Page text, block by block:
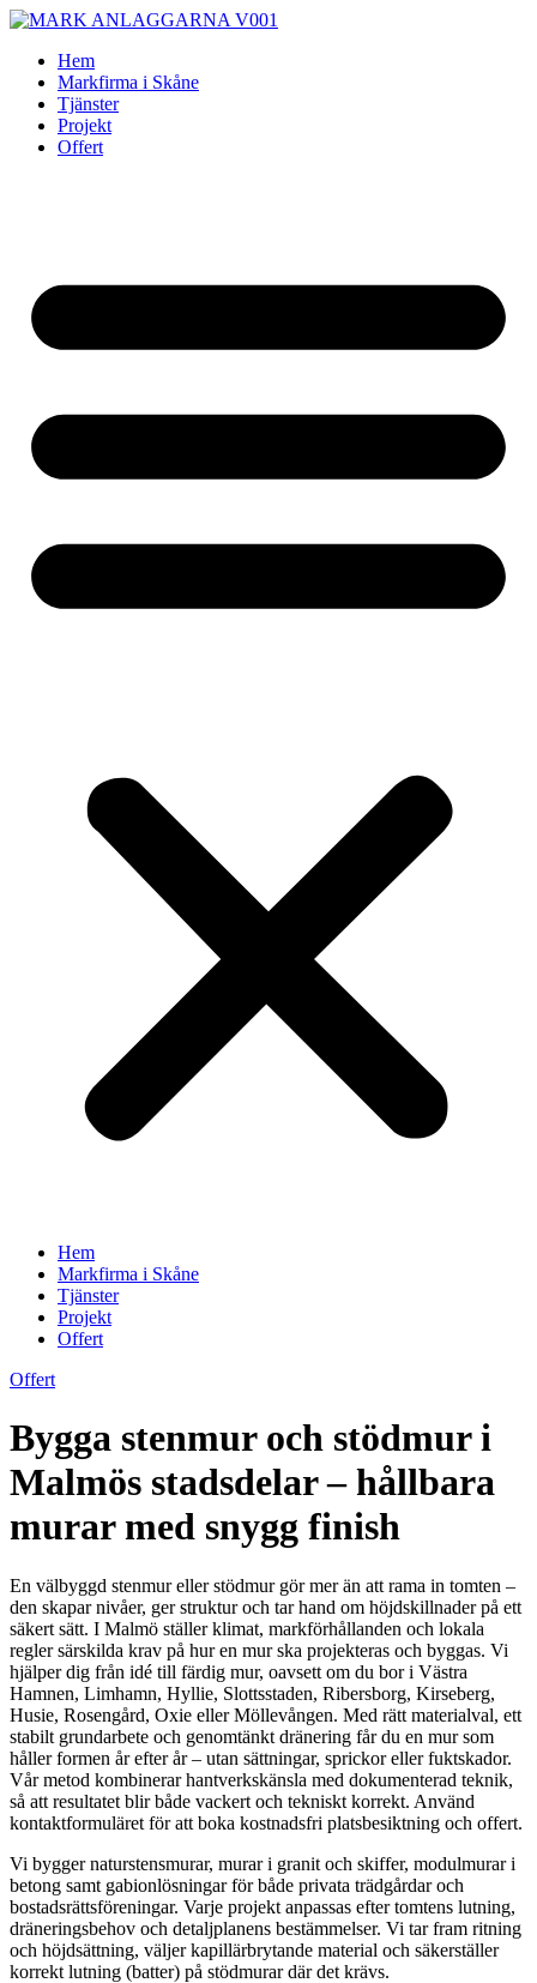
Skip
contentHem
Markfirma i Skåne
Tjänster
Projekt
Offert
Hem
Markfirma i Skåne
Tjänster
Projekt
Offert
Offert
Bygga stenmur och stödmur i
Malmös stadsdelar – hållbara
murar med snygg finish
En välbyggd stenmur eller stödmur gör mer än att rama in tomten –
den skapar nivåer, ger struktur och tar hand om höjdskillnader på ett
säkert sätt. I Malmö ställer klimat, markförhållanden och lokala
regler särskilda krav på hur en mur ska projekteras och byggas. Vi
hjälper dig från idé till färdig mur, oavsett om du bor i Västra
Hamnen, Limhamn, Hyllie, Slottsstaden, Ribersborg, Kirseberg,
Husie, Rosengård, Oxie eller Möllevången. Med rätt materialval, ett
stabilt grundarbete och genomtänkt dränering får du en mur som
håller formen år efter år – utan sättningar, sprickor eller fuktskador.
Vår metod kombinerar hantverkskänsla med dokumenterad teknik,
så att resultatet blir både vackert och tekniskt korrekt. Använd
kontaktformuläret för att boka kostnadsfri platsbesiktning och offert.
Vi bygger naturstensmurar, murar i granit och skiffer, modulmurar i
betong samt gabionlösningar för både privata trädgårdar och
bostadsrättsföreningar. Varje projekt anpassas efter tomtens lutning,
dräneringsbehov och detaljplanens bestämmelser. Vi tar fram ritning
och höjdsättning, väljer kapillärbrytande material och säkerställer
korrekt lutning (batter) på stödmurar där det krävs.